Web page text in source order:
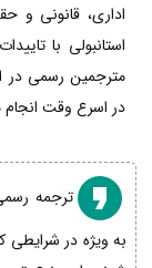
اداری، قانونی و
استانبولی با
مترجمین رسمی در
در اسرع وقت
ترجمه
به ویژه در شرایطی